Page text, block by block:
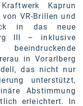
Kaprun
VR-Brillen und
in das neue
III – inklusive
in Vorarlberg
das nicht nur
unterstützt,
Abstimmung
erleichtert. In